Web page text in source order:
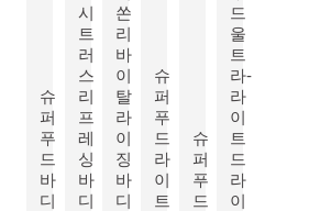
더 알아보기:
슈
퍼
푸
드
바
디
더 알아보기:
시
트
러
스
리
프
레
싱
바
디
더 알아보기:
쏜
리
바
이
탈
라
이
징
바
디
더 알아보기:
슈
퍼
푸
드
라
이
트
더 알아보기:
슈
퍼
푸
드
더 알아보기:
드
울
트
라-
라
이
트
드
라
이